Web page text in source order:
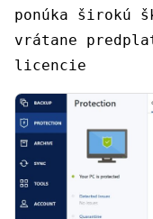
ponúka širokú
vrátane
licencie